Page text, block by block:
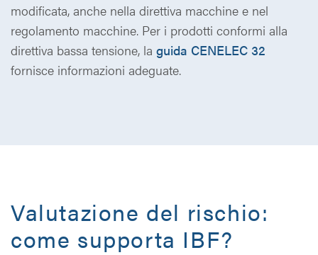
modificata, anche nella direttiva macchine e nel
regolamento macchine. Per i prodotti conformi alla
direttiva bassa tensione, la guida CENELEC 32
fornisce informazioni adeguate.
Valutazione del rischio:
come supporta IBF?